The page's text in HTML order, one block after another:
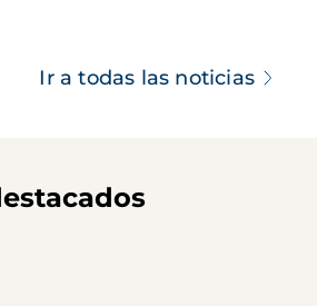
Ir a todas las noticias